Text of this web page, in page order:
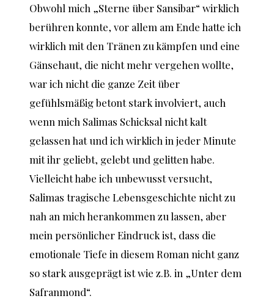
Obwohl mich „Sterne über Sansibar“ wirklich
berühren konnte, vor allem am Ende hatte ich
wirklich mit den Tränen zu kämpfen und eine
Gänsehaut, die nicht mehr vergehen wollte,
war ich nicht die ganze Zeit über
gefühlsmäßig betont stark involviert, auch
wenn mich Salimas Schicksal nicht kalt
gelassen hat und ich wirklich in jeder Minute
mit ihr geliebt, gelebt und gelitten habe.
Vielleicht habe ich unbewusst versucht,
Salimas tragische Lebensgeschichte nicht zu
nah an mich herankommen zu lassen, aber
mein persönlicher Eindruck ist, dass die
emotionale Tiefe in diesem Roman nicht ganz
so stark ausgeprägt ist wie z.B. in „Unter dem
Safranmond“.